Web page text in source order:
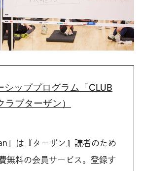
シッププログラム「CLUB
ラブターザン）
」は『ターザン』読者のため
無料の会員サービス。登録す